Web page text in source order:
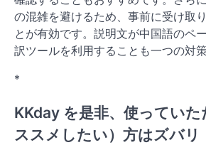
の混雑を避けるため、事前に受け取
とが有効です。説明文が中国語のペ
訳ツールを利用することも一つの対策
*
KKday を是非、使ってい
ススメしたい）方はズバリ